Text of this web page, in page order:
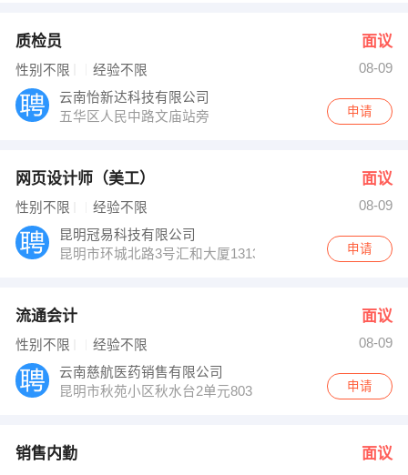
质检员 面议
性别不限 经验不限
08-09
云南怡新达科技有限公司
五华区人民中路文庙站旁
申请
网页设计师（美工） 面议
性别不限 经验不限
08-09
昆明冠易科技有限公司
昆明市环城北路3号汇和大厦1313
申请
流通会计 面议
性别不限 经验不限
08-09
云南慈航医药销售有限公司
昆明市秋苑小区秋水台2单元803
申请
销售内勤 面议